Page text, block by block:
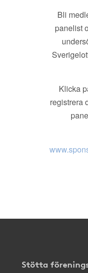
Bli
panelist
Klicka
registrera
Stötta